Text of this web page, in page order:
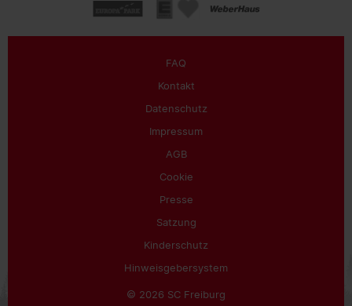
FAQ
Kontakt
Datenschutz
Impressum
AGB
Cookie
Presse
Satzung
Kinderschutz
Hinweisgebersystem
© 2026 SC Freiburg